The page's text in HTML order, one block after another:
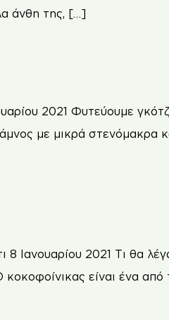
άνθη της, […]
2021 Φυτεύουμε
με μικρά στενόμακρα
Ιανουαρίου 2021 Τι θα
είναι ένα από